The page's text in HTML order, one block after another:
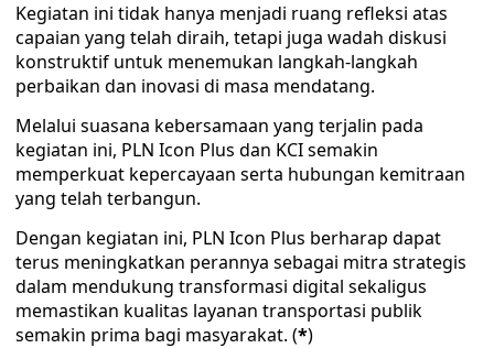
Kegiatan ini tidak hanya menjadi ruang refleksi atas
capaian yang telah diraih, tetapi juga wadah diskusi
konstruktif untuk menemukan langkah-langkah
perbaikan dan inovasi di masa mendatang.
Melalui suasana kebersamaan yang terjalin pada
kegiatan ini, PLN Icon Plus dan KCI semakin
memperkuat kepercayaan serta hubungan kemitraan
yang telah terbangun.
Dengan kegiatan ini, PLN Icon Plus berharap dapat
terus meningkatkan perannya sebagai mitra strategis
dalam mendukung transformasi digital sekaligus
memastikan kualitas layanan transportasi publik
semakin prima bagi masyarakat. (*)